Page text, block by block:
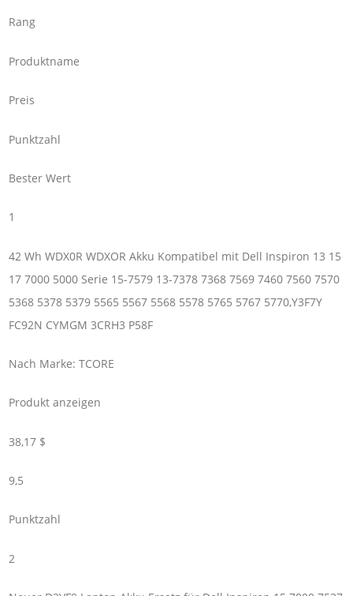
Rang
Produktname
Preis
Punktzahl
Bester Wert
1
42 Wh WDX0R WDXOR Akku Kompatibel mit Dell Inspiron 13 15
17 7000 5000 Serie 15-7579 13-7378 7368 7569 7460 7560 7570
5368 5378 5379 5565 5567 5568 5578 5765 5767 5770,Y3F7Y
FC92N CYMGM 3CRH3 P58F
Nach Marke: TCORE
Produkt anzeigen
38,17 $
9,5
Punktzahl
2